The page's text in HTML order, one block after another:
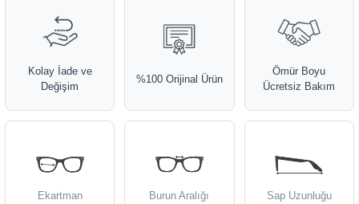
Kolay İade ve
Değişim
%100 Orijinal Ürün
Ömür Boyu
Ücretsiz Bakım
Ekartman Burun Aralığı Sap Uzunluğu